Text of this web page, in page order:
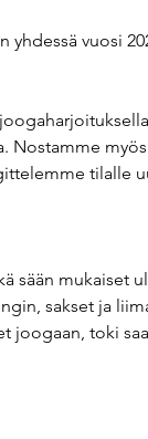
yhdessä vuosi
Nostamme
tilalle
sään mukaiset
sakset ja
joogaan, toki